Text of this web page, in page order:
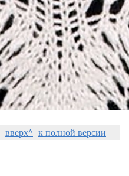
вверх^ к полной версии